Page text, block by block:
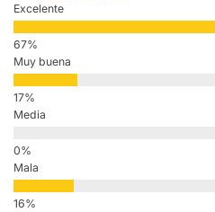
Excelente
Muy buena
Media
Mala